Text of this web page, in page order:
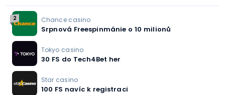
2 Chance casino
Srpnová Freespinmánie o 10 milionů
Tokyo casino
30 FS do Tech4Bet her
Star casino
100 FS navíc k registraci